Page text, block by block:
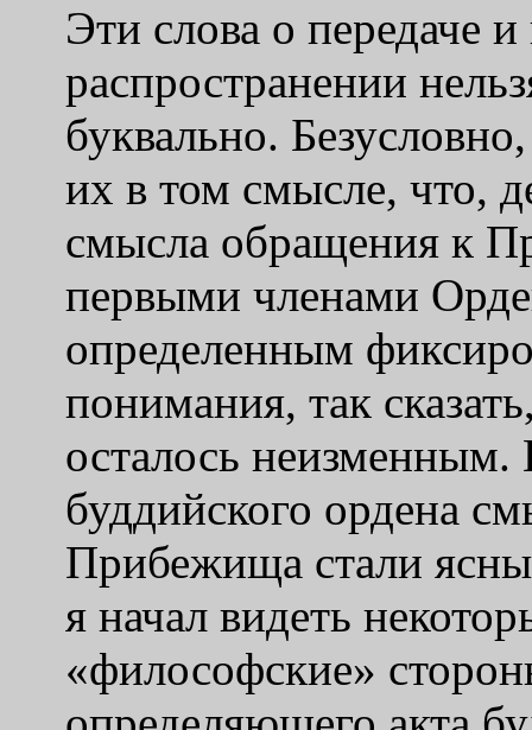
Эти слова о передаче
распространении
буквально.
их в том смысле, что,
смысла обращения к
первыми членами
определенным
понимания, так
осталось неизменным.
буддийского ордена
Прибежища стали
я начал видеть
«философские»